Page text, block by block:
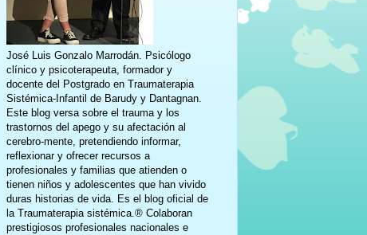
José Luis Gonzalo Marrodán. Psicólogo
clínico y psicoterapeuta, formador y
docente del Postgrado en Traumaterapia
Sistémica-Infantil de Barudy y Dantagnan.
Este blog versa sobre el trauma y los
trastornos del apego y su afectación al
cerebro-mente, pretendiendo informar,
reflexionar y ofrecer recursos a
profesionales y familias que atienden o
tienen niños y adolescentes que han vivido
duras historias de vida. Es el blog oficial de
la Traumaterapia sistémica.® Colaboran
prestigiosos profesionales nacionales e